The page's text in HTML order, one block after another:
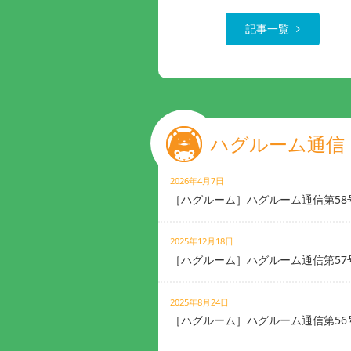
記事一覧
ハグルーム通信
2026年4月7日
［ハグルーム］ハグルーム通信第58
2025年12月18日
［ハグルーム］ハグルーム通信第57
2025年8月24日
［ハグルーム］ハグルーム通信第56